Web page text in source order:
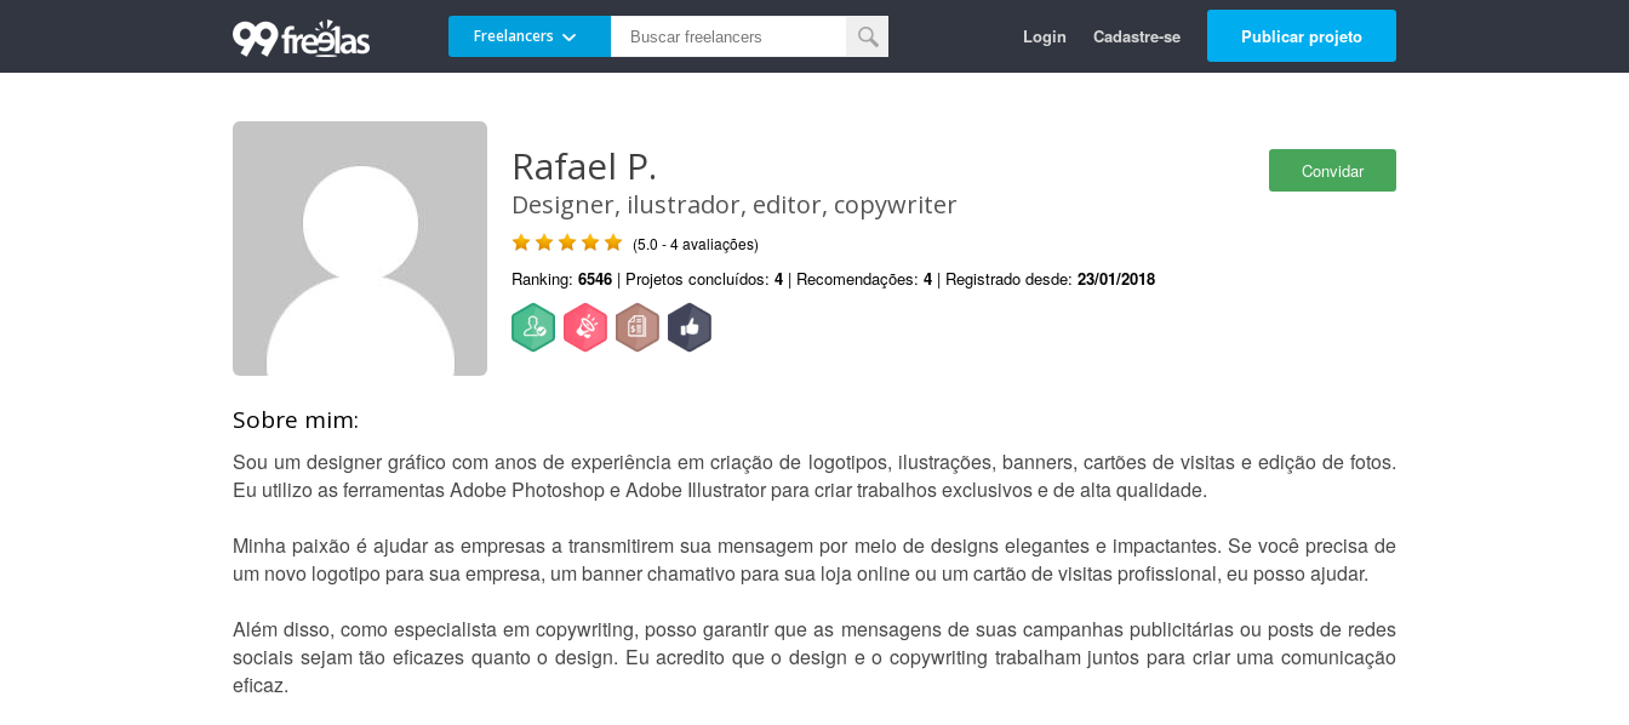
Freelancers Login Cadastre-se Publicar projeto
Convidar
Rafael P.
Designer, ilustrador, editor, copywriter
(5.0 - 4 avaliações)
Ranking: 6546 | Projetos concluídos: 4 | Recomendações: 4 | Registrado desde: 23/01/2018
Sobre mim:
Sou um designer gráfico com anos de experiência em criação de logotipos, ilustrações, banners, cartões de visitas e edição de fotos.
Eu utilizo as ferramentas Adobe Photoshop e Adobe Illustrator para criar trabalhos exclusivos e de alta qualidade.
Minha paixão é ajudar as empresas a transmitirem sua mensagem por meio de designs elegantes e impactantes. Se você precisa de
um novo logotipo para sua empresa, um banner chamativo para sua loja online ou um cartão de visitas profissional, eu posso ajudar.
Além disso, como especialista em copywriting, posso garantir que as mensagens de suas campanhas publicitárias ou posts de redes
sociais sejam tão eficazes quanto o design. Eu acredito que o design e o copywriting trabalham juntos para criar uma comunicação
eficaz.